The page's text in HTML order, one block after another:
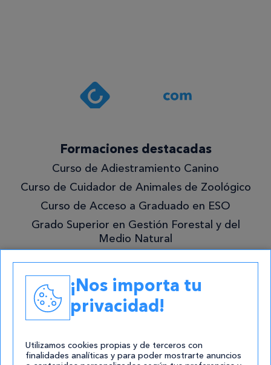
política de
privacidad .*
¡Quiero
mejor!
Formaciones destacadas
Curso de Adiestramiento Canino
Curso de Cuidador de Animales de Zoológico
Curso de Acceso a Graduado en ESO
Grado Superior en Gestión Forestal y del
Medio Natural
Contacto
atencion@cursos.com
Redes Sociales
¡Nos importa tu
privacidad!
Utilizamos cookies propias y de terceros con
finalidades analíticas y para poder mostrarte anuncios